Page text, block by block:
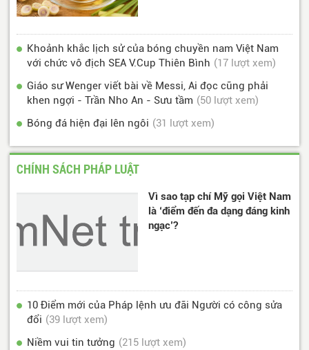
Khoảnh khắc lịch sử của bóng chuyền nam Việt Nam
với chức vô địch SEA V.Cup Thiên Bình (17 lượt xem)
Giáo sư Wenger viết bài về Messi, Ai đọc cũng phải
khen ngợi - Trần Nho An - Sưu tầm (50 lượt xem)
Bóng đá hiện đại lên ngôi (31 lượt xem)
CHÍNH SÁCH PHÁP LUẬT
Vì sao tạp chí Mỹ gọi Việt Nam
là ‘điểm đến đa dạng đáng kinh
ngạc’?
10 Điểm mới của Pháp lệnh ưu đãi Người có công sửa
đổi (39 lượt xem)
Niềm vui tin tưởng (215 lượt xem)